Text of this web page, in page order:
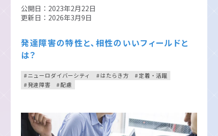
公開日：2023年2月22日
更新日：2026年3月9日
発達障害の特性と、相性のいいフィールドと
は？
ニューロダイバーシティ はたらき方
定着・活躍
発達障害
配慮